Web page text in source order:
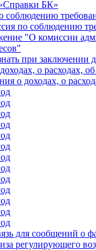
БК»
соблюдению
по соблюдению
"О комиссии
при
о расходах,
о доходах, о
для сообщений о
регулирующего